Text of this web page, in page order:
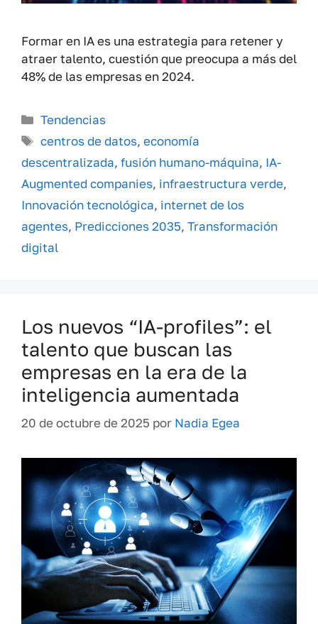
Formar en IA es una estrategia para retener y
atraer talento, cuestión que preocupa a más del
48% de las empresas en 2024.
Categorías
Tendencias
Etiquetas
centros de datos,economía
descentralizada, fusión humano-máquina, IA-
Augmented companies, infraestructura verde,
Innovación tecnológica, internet de los
agentes, Predicciones 2035, Transformación
digital
Los nuevos “IA-profiles”: el
talento que buscan las
empresas en la era de la
inteligencia aumentada
20 de octubre de 2025 por Nadia Egea